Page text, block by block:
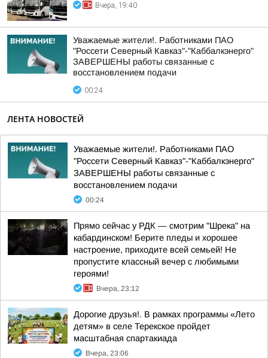
Вчера, 19:40
Уважаемые жители!. Работниками ПАО
"Россети Северный Кавказ"-"Каббалкэнерго"
ЗАВЕРШЕНЫ работы связанные с
восстановлением подачи
00:24
ЛЕНТА НОВОСТЕЙ
Уважаемые жители!. Работниками ПАО
"Россети Северный Кавказ"-"Каббалкэнерго"
ЗАВЕРШЕНЫ работы связанные с
восстановлением подачи
00:24
Прямо сейчас у РДК — смотрим "Шрека" на
кабардинском! Берите пледы и хорошее
настроение, приходите всей семьей! Не
пропустите классный вечер с любимыми
героями!
Вчера, 23:12
Дорогие друзья!. В рамках программы «Лето
детям» в селе Терекское пройдет
масштабная спартакиада
Вчера, 23:06